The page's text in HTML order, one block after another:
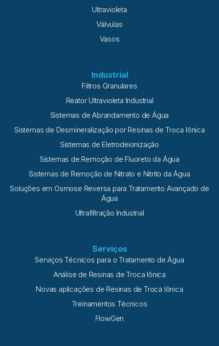
Ultravioleta
Válvulas
Vasos
Industrial
Filtros Granulares
Reator Ultravioleta Industrial
Sistemas de Abrandamento de Água
Sistemas de Desmineralização por Resinas de Troca Iônica
Sistemas de Eletrodeionização
Sistemas de Remoção de Fluoreto da Água
Sistemas de Remoção de Nitrato e Nitrito da Água
Soluções em Osmose Reversa para Tratamento Avançado de
Água
Ultrafiltração Industrial
Serviços
Serviços Técnicos para o Tratamento de Água
Análise de Resinas de Troca Iônica
Novas aplicações de Resinas de Troca Iônica
Treinamentos Técnicos
FlowGen